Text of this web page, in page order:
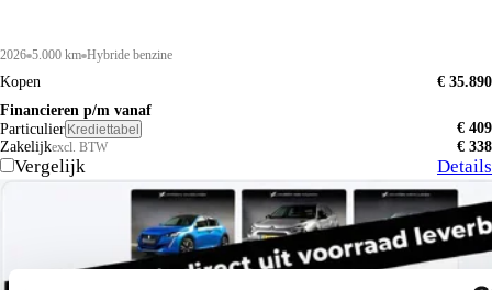
2026 5.000 km Hybride benzine
Kopen
€ 35.890
Financieren p/m vanaf
Particulier Krediettabel
€ 409
Zakelijkexcl. BTW € 338
Vergelijk Details